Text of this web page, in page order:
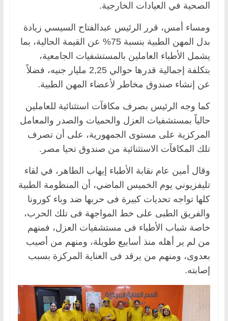
الصحية في العيادات الخارجية.
ومساء أمس، قرر الرئيس عبدالفتاح السيسي زيادة
بدل المهن الطبية بنسبة 75% عن القيمة الحالية، بما
يشمل الأطباء العاملين بالمستشفيات الجامعية،
بتكلفة إجمالية قدرها حوالي 2,25 مليار جنيه، فضلاً
عن إنشاء صندوق مخاطر لأعضاء المهن الطبية.
كما وجه الرئيس بصرف مكافآت استثنائية للعاملين
حالياً بمستشفيات العزل والحميات والصدر والمعامل
المركزية على مستوى الجمهورية، على أن تصرف
تلك المكافآت الاستثنائية من صندوق تحيا مصر.
وقال أمين عام نقابة الأطباء إيهاب الطاهر، في لقاء
تليفزيوني يوم الخميس الماضي، أن المنظومة الطبية
كلها تواجه تحديات كبيرة فى حربها ضد وباء كورونا
والفريق الطبى على خط المواجهة فى تلك الحرب،
خاصة شباب الأطباء فى مستشفيات العزل، فمنهم
من لم ير أهله منذ أسابيع طويلة، ومنهم من أصيب
بعدوى، ومنهم من يرقد فى العناية المركزة بسبب
إصابته.